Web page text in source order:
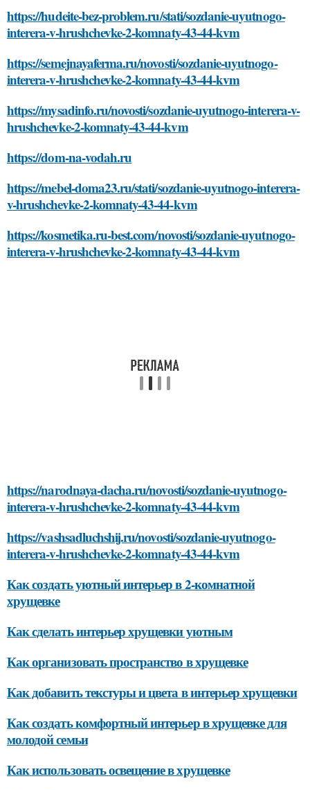
https://hudeite-bez-problem.ru/stati/sozdanie-uyutnogo-
interera-v-hrushchevke-2-komnaty-43-44-kvm
https://semejnayaferma.ru/novosti/sozdanie-uyutnogo-
interera-v-hrushchevke-2-komnaty-43-44-kvm
https://mysadinfo.ru/novosti/sozdanie-uyutnogo-interera-v-
hrushchevke-2-komnaty-43-44-kvm
https://dom-na-vodah.ru
https://mebel-doma23.ru/stati/sozdanie-uyutnogo-interera-
v-hrushchevke-2-komnaty-43-44-kvm
https://kosmetika.ru-best.com/novosti/sozdanie-uyutnogo-
interera-v-hrushchevke-2-komnaty-43-44-kvm
https://narodnaya-dacha.ru/novosti/sozdanie-uyutnogo-
interera-v-hrushchevke-2-komnaty-43-44-kvm
https://vashsadluchshij.ru/novosti/sozdanie-uyutnogo-
interera-v-hrushchevke-2-komnaty-43-44-kvm
Как создать уютный интерьер в 2-комнатной
хрущевке
Как сделать интерьер хрущевки уютным
Как организовать пространство в хрущевке
Как добавить текстуры и цвета в интерьер хрущевки
Как создать комфортный интерьер в хрущевке для
молодой семьи
Как использовать освещение в хрущевке